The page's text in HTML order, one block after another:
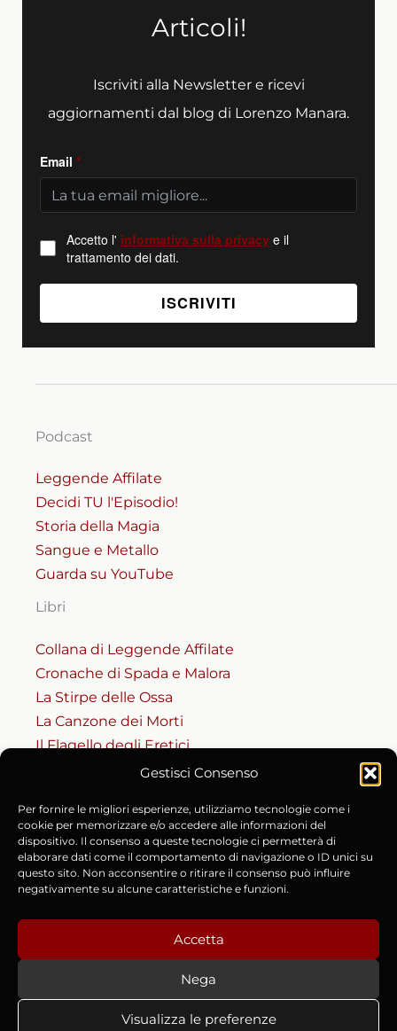
Gestisci Consenso
Per fornire le migliori esperienze, utilizziamo tecnologie come i
cookie per memorizzare e/o accedere alle informazioni del
dispositivo. Il consenso a queste tecnologie ci permetterà di
elaborare dati come il comportamento di navigazione o ID unici su
questo sito. Non acconsentire o ritirare il consenso può influire
negativamente su alcune caratteristiche e funzioni.
Accetta
Nega
Visualizza le preferenze
Articoli!
Iscriviti alla Newsletter e ricevi
aggiornamenti dal blog di Lorenzo Manara.
Email*
Accetto l' informativa sulla privacy e il
trattamento dei dati.
Podcast
Leggende Affilate
Decidi TU l'Episodio!
Storia della Magia
Sangue e Metallo
Guarda su YouTube
Libri
Collana di Leggende Affilate
Cronache di Spada e Malora
La Stirpe delle Ossa
La Canzone dei Morti
Il Flagello degli Eretici
Codice del Masnadiero
Accesso al Codice (Riservato)
Cronache e Fonti Storiche
Chi è Lorenzo Manara
Contatti e Collaborazioni
Copyright © 2015-2026 Lorenzo Manara | P.IVA
Privacy Policy| Cookie Policy (UE)